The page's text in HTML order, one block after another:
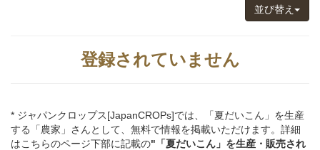
並び替え
登録されていません
* ジャパンクロップス[JapanCROPs]では、「夏だいこん」を生産
する「農家」さんとして、無料で情報を掲載いただけます。詳細
はこちらのページ下部に記載の"「夏だいこん」 を生産・販売され